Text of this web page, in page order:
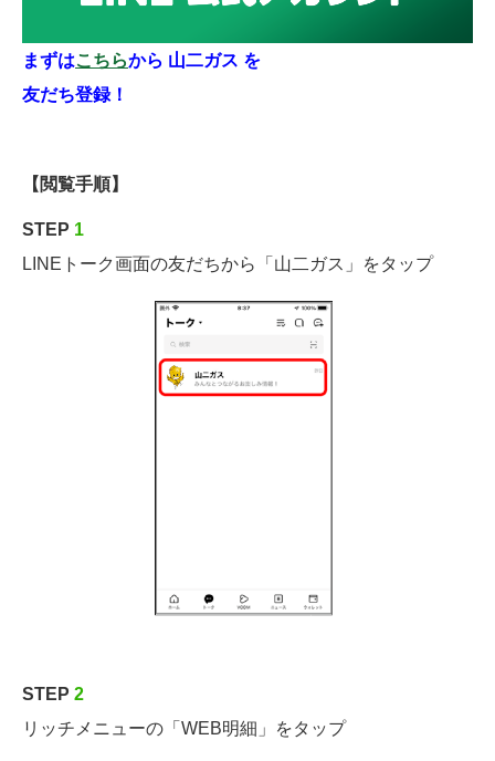
ヤマニチラシ
緊急のときは・・・
まずはこちらから 山二ガス を
友だち登録！
【閲覧手順】
STEP 1
LINEトーク画面の友だちから「山二ガス」をタップ
STEP 2
リッチメニューの「WEB明細」をタップ